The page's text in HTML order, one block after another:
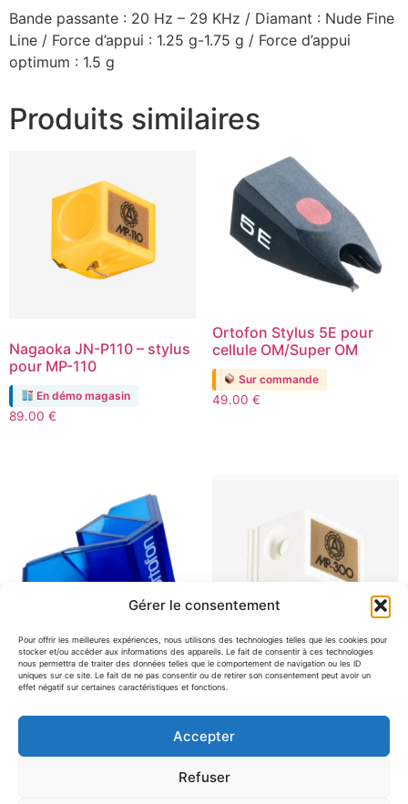
Gérer le consentement
Pour offrir les meilleures expériences, nous utilisons des technologies telles que les cookies pour
stocker et/ou accéder aux informations des appareils. Le fait de consentir à ces technologies
nous permettra de traiter des données telles que le comportement de navigation ou les ID
uniques sur ce site. Le fait de ne pas consentir ou de retirer son consentement peut avoir un
effet négatif sur certaines caractéristiques et fonctions.
Accepter
Refuser
Bande passante : 20 Hz – 29 KHz / Diamant : Nude Fine
Line / Force d’appui : 1.25 g-1.75 g / Force d’appui
optimum : 1.5 g
Produits similaires
Nagaoka JN-P110 – stylus
pour MP-110
En démo magasin
89.00 €
Ortofon Stylus 5E pour
cellule OM/Super OM
Sur commande
49.00 €
Ortofon Stylus 2M Blue
139.00€
Nagaoka JN-P300 – stylus
419.00€